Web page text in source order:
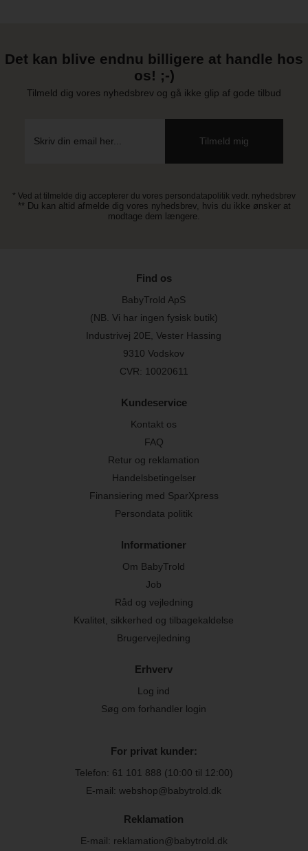
Det kan blive endnu billigere at handle hos
os! ;-)
Tilmeld dig vores nyhedsbrev og gå ikke glip af gode tilbud
* Ved at tilmelde dig accepterer du vores persondatapolitik vedr. nyhedsbrev
** Du kan altid afmelde dig vores nyhedsbrev, hvis du ikke ønsker at
modtage dem længere.
Find os
BabyTrold ApS
(NB. Vi har ingen fysisk butik)
Industrivej 20E, Vester Hassing
9310 Vodskov
CVR: 10020611
Kundeservice
Kontakt os
FAQ
Retur og reklamation
Handelsbetingelser
Finansiering med SparXpress
Persondata politik
Informationer
Om BabyTrold
Job
Råd og vejledning
Kvalitet, sikkerhed og tilbagekaldelse
Brugervejledning
Erhverv
Log ind
Søg om forhandler login
For privat kunder:
Telefon: 61 101 888 (10:00 til 12:00)
E-mail: webshop@babytrold.dk
Reklamation
E-mail: reklamation@babytrold.dk